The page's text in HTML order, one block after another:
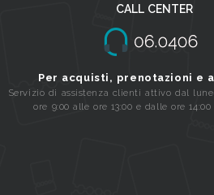
CALL CENTER
Per acquisti, prenotazioni e
Servizio di assistenza clienti attivo dal
ore 9:00 alle ore 13:00 e dalle ore 14:00